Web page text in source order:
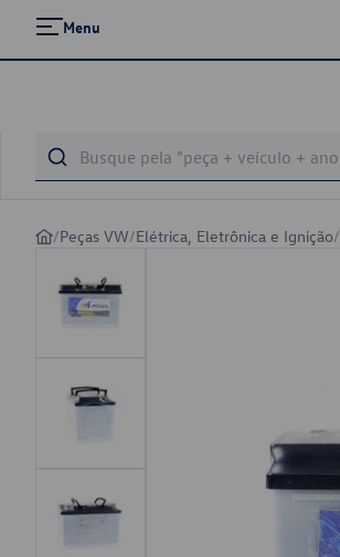
Menu
/Peças VW/Elétrica, Eletrônica e Ignição/